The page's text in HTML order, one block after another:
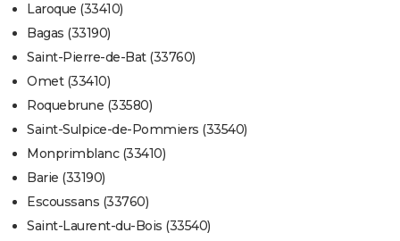
Laroque (33410)
Bagas (33190)
Saint-Pierre-de-Bat (33760)
Omet (33410)
Roquebrune (33580)
Saint-Sulpice-de-Pommiers (33540)
Monprimblanc (33410)
Barie (33190)
Escoussans (33760)
Saint-Laurent-du-Bois (33540)